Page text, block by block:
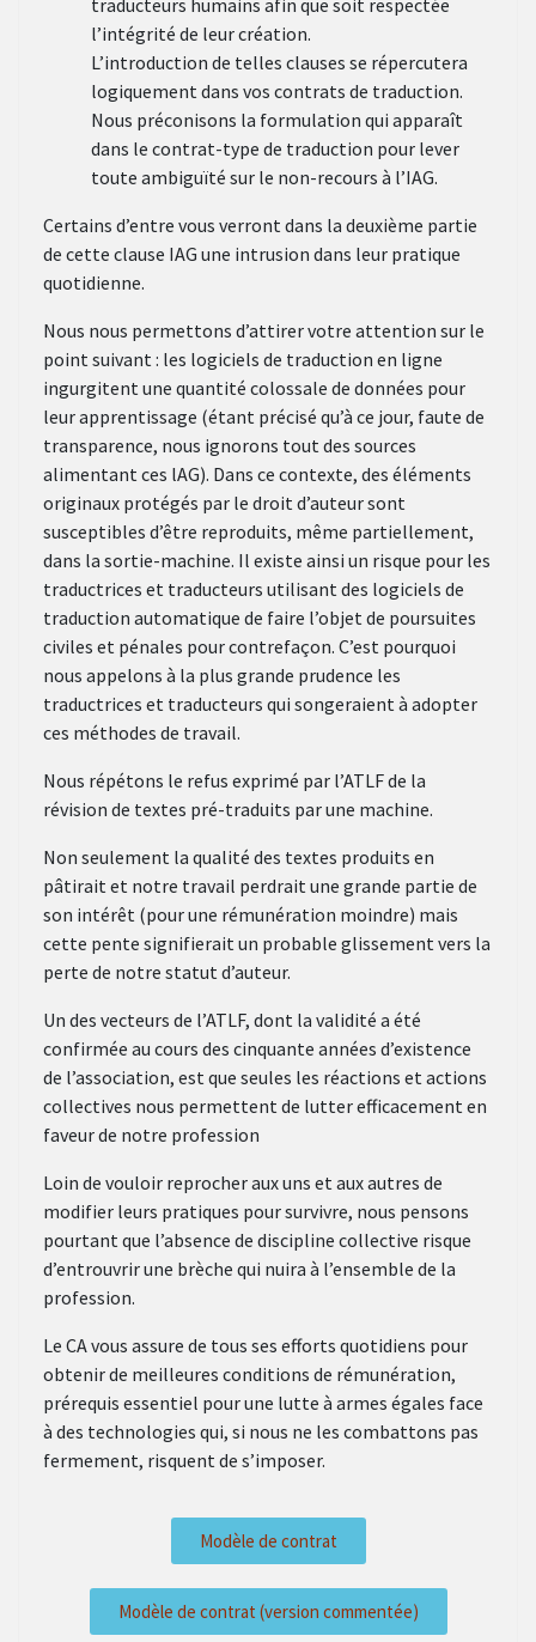
traducteurs humains afin que soit respectée
l’intégrité de leur création.
L’introduction de telles clauses se répercutera
logiquement dans vos contrats de traduction.
Nous préconisons la formulation qui apparaît
dans le contrat-type de traduction pour lever
toute ambiguïté sur le non-recours à l’IAG.
Certains d’entre vous verront dans la deuxième partie
de cette clause IAG une intrusion dans leur pratique
quotidienne.
Nous nous permettons d’attirer votre attention sur le
point suivant : les logiciels de traduction en ligne
ingurgitent une quantité colossale de données pour
leur apprentissage (étant précisé qu’à ce jour, faute de
transparence, nous ignorons tout des sources
alimentant ces lAG). Dans ce contexte, des éléments
originaux protégés par le droit d’auteur sont
susceptibles d’être reproduits, même partiellement,
dans la sortie-machine. Il existe ainsi un risque pour les
traductrices et traducteurs utilisant des logiciels de
traduction automatique de faire l’objet de poursuites
civiles et pénales pour contrefaçon. C’est pourquoi
nous appelons à la plus grande prudence les
traductrices et traducteurs qui songeraient à adopter
ces méthodes de travail.
Nous répétons le refus exprimé par l’ATLF de la
révision de textes pré-traduits par une machine.
Non seulement la qualité des textes produits en
pâtirait et notre travail perdrait une grande partie de
son intérêt (pour une rémunération moindre) mais
cette pente signifierait un probable glissement vers la
perte de notre statut d’auteur.
Un des vecteurs de l’ATLF, dont la validité a été
confirmée au cours des cinquante années d’existence
de l’association, est que seules les réactions et actions
collectives nous permettent de lutter efficacement en
faveur de notre profession
Loin de vouloir reprocher aux uns et aux autres de
modifier leurs pratiques pour survivre, nous pensons
pourtant que l’absence de discipline collective risque
d’entrouvrir une brèche qui nuira à l’ensemble de la
profession.
Le CA vous assure de tous ses efforts quotidiens pour
obtenir de meilleures conditions de rémunération,
prérequis essentiel pour une lutte à armes égales face
à des technologies qui, si nous ne les combattons pas
fermement, risquent de s’imposer.
Modèle de contrat
Modèle de contrat (version commentée)